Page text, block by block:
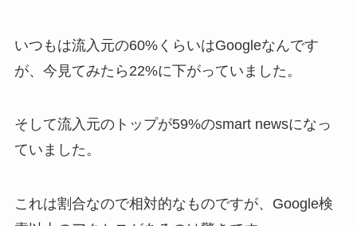
いつもは流入元の60%くらいはGoogleなんです
が、今見てみたら22%に下がっていました。
そして流入元のトップが59%のsmart newsになっ
ていました。
これは割合なので相対的なものですが、Google検